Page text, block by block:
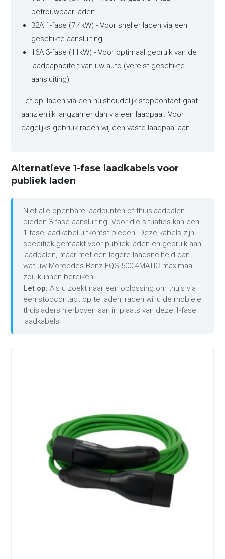
betrouwbaar laden
32A 1-fase (7.4kW) - Voor sneller laden via een
geschikte aansluiting
16A 3-fase (11kW) - Voor optimaal gebruik van de
laadcapaciteit van uw auto (vereist geschikte
aansluiting)
Let op: laden via een huishoudelijk stopcontact gaat
aanzienlijk langzamer dan via een laadpaal. Voor
dagelijks gebruik raden wij een vaste laadpaal aan.
Alternatieve 1-fase laadkabels voor
publiek laden
Niet alle openbare laadpunten of thuislaadpalen
bieden 3-fase aansluiting. Voor die situaties kan een
1-fase laadkabel uitkomst bieden. Deze kabels zijn
specifiek gemaakt voor publiek laden en gebruik aan
laadpalen, maar met een lagere laadsnelheid dan
wat uw Mercedes-Benz EQS 500 4MATIC maximaal
zou kunnen bereiken.
Let op: Als u zoekt naar een oplossing om thuis via
een stopcontact op te laden, raden wij u de mobiele
thuisladers hierboven aan in plaats van deze 1-fase
laadkabels.